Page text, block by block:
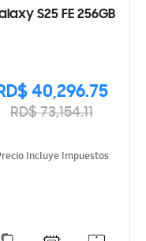
S25 FE 256GB
40,296.75
RD$ 73,154.11
Incluye Impuestos